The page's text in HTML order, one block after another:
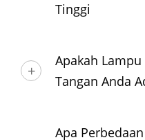
Tinggi
Apakah
Tangan Anda
Apa